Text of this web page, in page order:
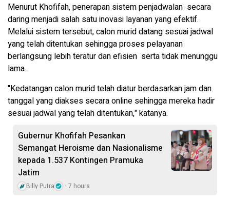
Menurut Khofifah, penerapan sistem penjadwalan secara
daring menjadi salah satu inovasi layanan yang efektif.
Melalui sistem tersebut, calon murid datang sesuai jadwal
yang telah ditentukan sehingga proses pelayanan
berlangsung lebih teratur dan efisien serta tidak menunggu
lama.
"Kedatangan calon murid telah diatur berdasarkan jam dan
tanggal yang diakses secara online sehingga mereka hadir
sesuai jadwal yang telah ditentukan," katanya.
Gubernur Khofifah Pesankan
Semangat Heroisme dan Nasionalisme
kepada 1.537 Kontingen Pramuka
Jatim
Billy Putra 7 hours